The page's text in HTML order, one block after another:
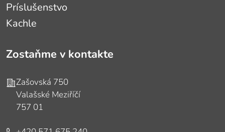
Príslušenstvo
Kachle
Zostaňme v kontakte
Adresa
Zašovská 750
Valašské Meziříčí
757 01